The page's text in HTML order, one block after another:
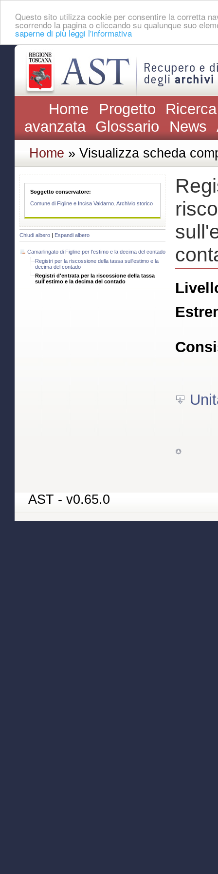
Questo sito utilizza cookie per consentire la corretta
scorrendo la pagina o cliccando su qualunque suo
saperne di più leggi l'informativa
Home Progetto
avanzata Glossario News
Home » Visualizza scheda
Soggetto conservatore:
Comune di Figline e Incisa Valdarno. Archivio storico
Chiudi albero Espandi albero
Camarlingato di Figline per l'estimo e la decima del contado
Registri per la riscossione della tassa sull'estimo e la
decima del contado
Registri d'entrata per la riscossione della tassa
sull'estimo e la decima del contado
AST - v0.65.0